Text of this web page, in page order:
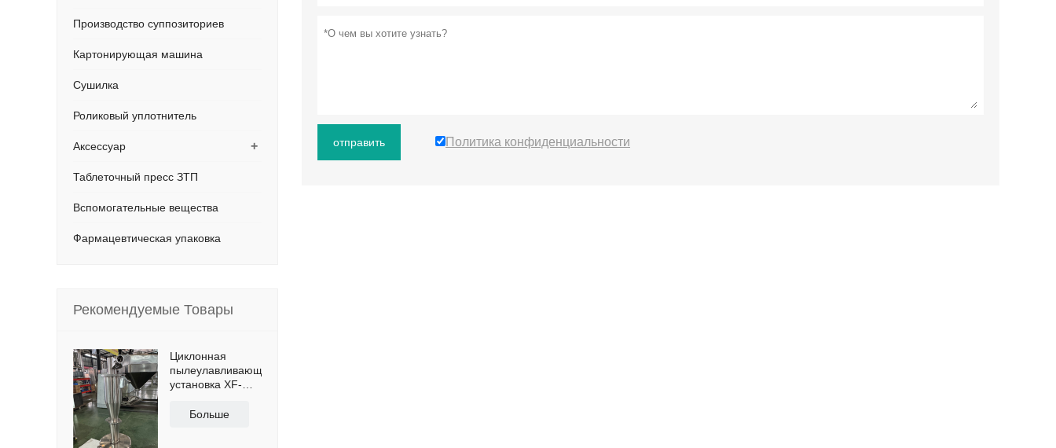
отправить Политика конфиденциальности
Производство суппозиториев
Картонирующая машина
Сушилка
Роликовый уплотнитель
+
Аксессуар
Таблеточный пресс ЗТП
Вспомогательные вещества
Фармацевтическая упаковка
Рекомендуемые Товары
Циклонная
пылеулавливающая
установка XF-
специально
Больше